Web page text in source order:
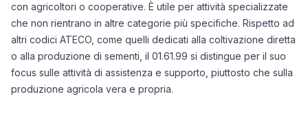
con agricoltori o cooperative. È utile per attività specializzate
che non rientrano in altre categorie più specifiche. Rispetto ad
altri codici ATECO, come quelli dedicati alla coltivazione diretta
o alla produzione di sementi, il 01.61.99 si distingue per il suo
focus sulle attività di assistenza e supporto, piuttosto che sulla
produzione agricola vera e propria.